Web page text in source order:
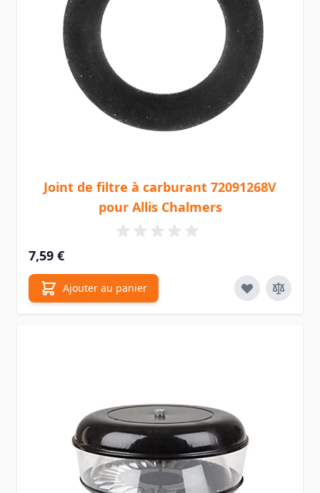
Joint de filtre à carburant 72091268V
pour Allis Chalmers
7,59 €
Ajouter au panier